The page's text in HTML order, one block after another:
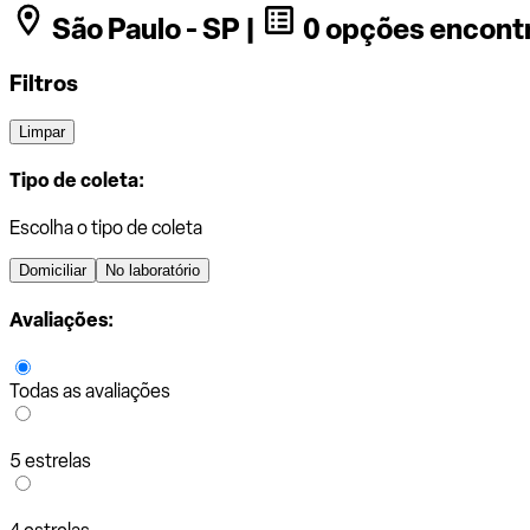
São Paulo - SP |
0 opções
Filtros
Limpar
Tipo de coleta:
Escolha o tipo de coleta
Domiciliar No laboratório
Avaliações:
Todas as avaliações
5 estrelas